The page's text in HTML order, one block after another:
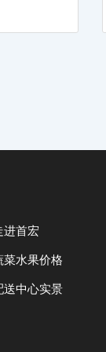
进首宏
菜水果价格
送中心实景